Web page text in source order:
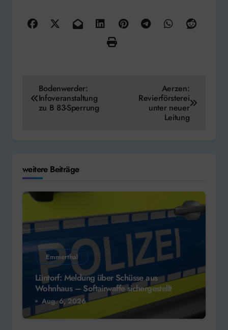
Beitragsnavigation
Bodenwerder:
Infoveranstaltung
zu B 83-Sperrung
Aerzen:
Revierförsterei
unter neuer
Leitung
weitere Beiträge
Emmerthal
Lüntorf: Meldung über Schüsse aus
Wohnhaus – Softairwaffe sichergestellt
Aug. 6, 2026